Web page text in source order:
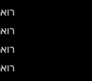
רואה
רואה
רואה
רואה